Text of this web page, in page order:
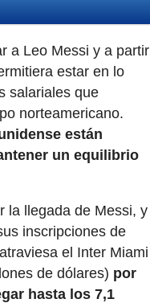
a Leo Messi y a partir
estar en lo
salariales que
norteamericano.
están
un equilibrio
la llegada de Messi, y
inscripciones de
el Inter Miami
de dólares) por
hasta los 7,1